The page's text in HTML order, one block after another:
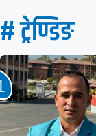
# ट्रेण्डिङ